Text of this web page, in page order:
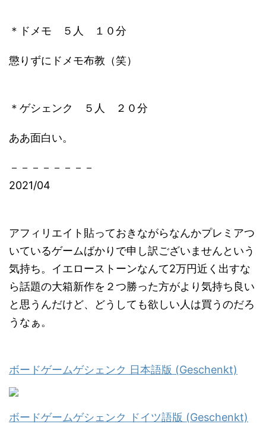
＊ドメモ ５人 １０分
懲りずにドメモ布教（笑）
＊ゲシェンク ５人 ２０分
ああ面白い。
－－－－－－－－
2021/04
アフィリエイト貼っておきながらなんかプレミアつ
いているゲームばかりで申し訳ございませんという
気持ち。イエローストーンなんて2万円近く出すな
ら話題の大箱新作を２つ勝った方がより気持ち良い
と思うんだけど、どうしても欲しい人は買うのだろ
うなぁ。
ボードゲームゲシェンク 日本語版 (Geschenkt)
ボードゲームゲシェンク ドイツ語版 (Geschenkt)